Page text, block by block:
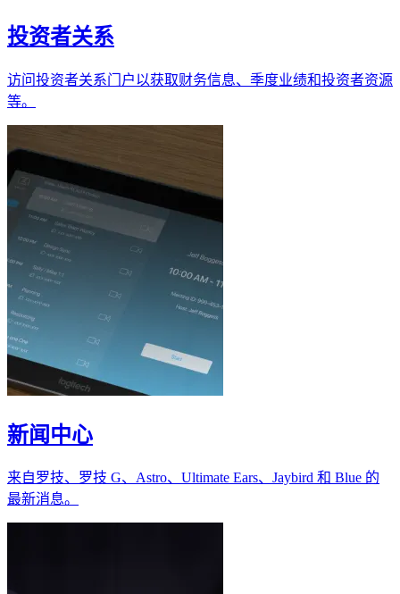
投资者关系
访问投资者关系门户以获取财务信息、季度业绩和投资者资源
等。
新闻中心
来自罗技、罗技 G、Astro、Ultimate Ears、Jaybird 和 Blue 的
最新消息。